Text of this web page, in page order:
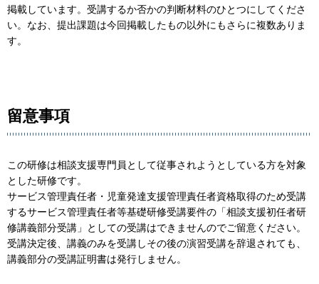
掲載しています。受講するか否かの判断材料のひとつにしてくださ
い。なお、提出課題は今回掲載したもの以外にもさらに複数ありま
す。
留意事項
この研修は相談支援専門員として従事されようとしている方を対象
とした研修です。
サービス管理責任者・児童発達支援管理責任者資格取得のため受講
するサービス管理責任者等基礎研修受講要件の「相談支援初任者研
修講義部分受講」としての受講はできませんのでご留意ください。
受講決定後、講義のみを受講しその後の演習受講を辞退されても、
講義部分の受講証明書は発行しません。